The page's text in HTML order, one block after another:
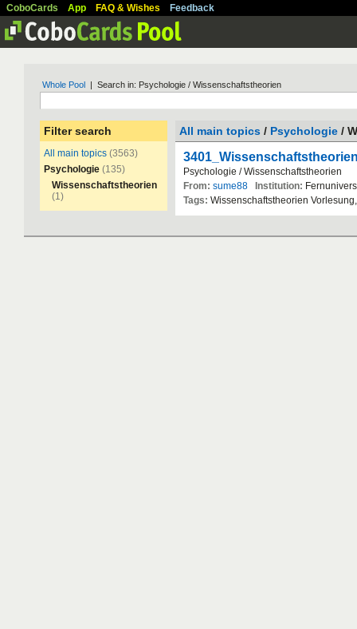
CoboCards App FAQ & Wishes Feedback
Whole Pool | Search in: Psychologie / Wissenschaftstheorien
Filter search
All main topics (3563)
Psychologie (135)
Wissenschaftstheorien
(1)
All main topics / Psychologie /
Psychologie /Wissenschaftstheorien
From: sume88 Institution:
Tags: Wissenschaftstheorien Vorlesung